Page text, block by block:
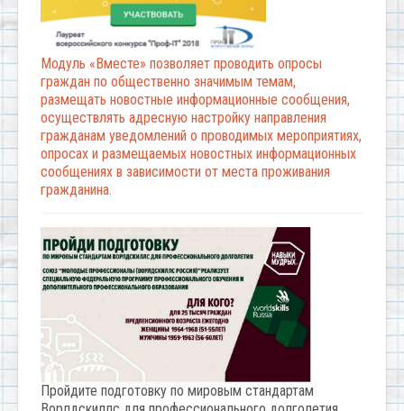
Модуль «Вместе» позволяет проводить опросы
граждан по общественно значимым темам,
размещать новостные информационные сообщения,
осуществлять адресную настройку направления
гражданам уведомлений о проводимых мероприятиях,
опросах и размещаемых новостных информационных
сообщениях в зависимости от места проживания
гражданина.
Пройдите подготовку по мировым стандартам